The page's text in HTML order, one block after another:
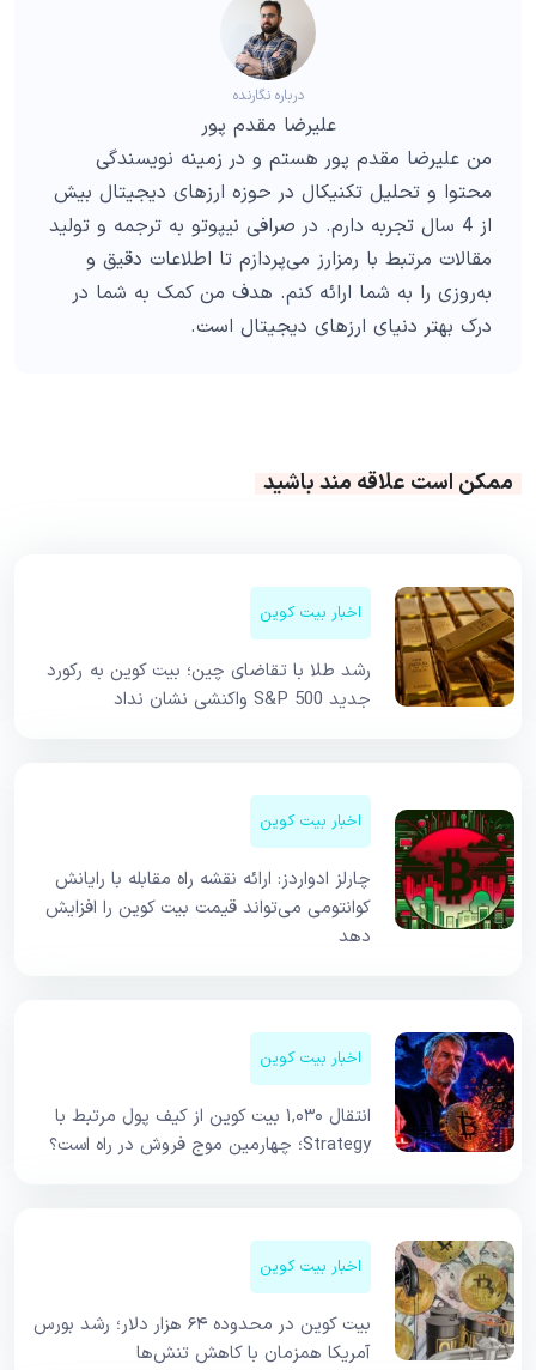
درباره نگارنده
علیرضا مقدم پور
من علیرضا مقدم پور هستم و در زمینه نویسندگی
محتوا و تحلیل تکنیکال در حوزه ارزهای دیجیتال بیش
از 4 سال تجربه دارم. در صرافی نیپوتو به ترجمه و تولید
مقالات مرتبط با رمزارز می‌پردازم تا اطلاعات دقیق و
به‌روزی را به شما ارائه کنم. هدف من کمک به شما در
درک بهتر دنیای ارزهای دیجیتال است.
ممکن است علاقه مند باشید
اخبار بیت کوین
رشد طلا با تقاضای چین؛ بیت کوین به رکورد
جدید S&P 500 واکنشی نشان نداد
اخبار بیت کوین
چارلز ادواردز: ارائه نقشه راه مقابله با رایانش
کوانتومی می‌تواند قیمت بیت کوین را افزایش
دهد
اخبار بیت کوین
انتقال ۱,۰۳۰ بیت کوین از کیف پول مرتبط با
Strategy؛ چهارمین موج فروش در راه است؟
اخبار بیت کوین
بیت کوین در محدوده ۶۴ هزار دلار؛ رشد بورس
آمریکا همزمان با کاهش تنش‌ها